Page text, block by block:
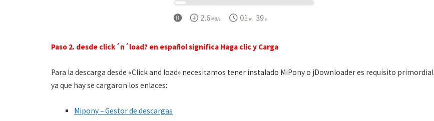
Paso 2. desde click´n´load? en español significa Haga clic y Carga
Para la descarga desde «Click and load» necesitamos tener instalado MiPony o jDownloader es requisito primordial
ya que hay se cargaron los enlaces:
Mipony – Gestor de descargas